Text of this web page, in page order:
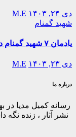
دی ۲۴, ۱۴۰۳
M.E
شهید گمنام
یادمان ۷ شهید گمنام در شهرستان قیروکارزین / در کمیل مدیا ببینید
دی ۲۳, ۱۴۰۳ M.E
درباره ما
نشر آثار ، زنده